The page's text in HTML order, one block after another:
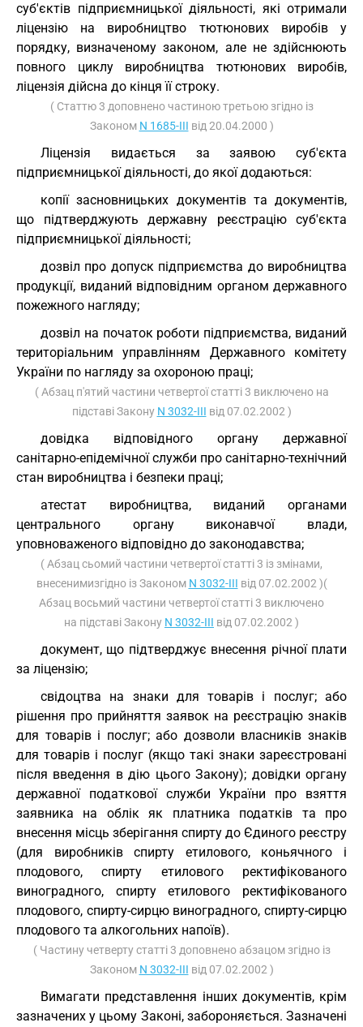
суб'єктів підприємницької діяльності, які отримали
ліцензію на виробництво тютюнових виробів у
порядку, визначеному законом, але не здійснюють
повного циклу виробництва тютюнових виробів,
ліцензія дійсна до кінця її строку.
( Статтю 3 доповнено частиною третьою згідно із
Законом N 1685-III від 20.04.2000 )
Ліцензія видається за заявою суб'єкта
підприємницької діяльності, до якої додаються:
копії засновницьких документів та документів,
що підтверджують державну реєстрацію суб'єкта
підприємницької діяльності;
дозвіл про допуск підприємства до виробництва
продукції, виданий відповідним органом державного
пожежного нагляду;
дозвіл на початок роботи підприємства, виданий
територіальним управлінням Державного комітету
України по нагляду за охороною праці;
( Абзац п'ятий частини четвертої статті 3 виключено на
підставі Закону N 3032-III від 07.02.2002 )
довідка відповідного органу державної
санітарно-епідемічної служби про санітарно-технічний
стан виробництва і безпеки праці;
атестат виробництва, виданий органами
центрального органу виконавчої влади,
уповноваженого відповідно до законодавства;
( Абзац сьомий частини четвертої статті 3 із змінами,
внесенимизгідно із Законом N 3032-III від 07.02.2002 )(
Абзац восьмий частини четвертої статті 3 виключено
на підставі Закону N 3032-III від 07.02.2002 )
документ, що підтверджує внесення річної плати
за ліцензію;
свідоцтва на знаки для товарів і послуг; або
рішення про прийняття заявок на реєстрацію знаків
для товарів і послуг; або дозволи власників знаків
для товарів і послуг (якщо такі знаки зареєстровані
після введення в дію цього Закону); довідки органу
державної податкової служби України про взяття
заявника на облік як платника податків та про
внесення місць зберігання спирту до Єдиного реєстру
(для виробників спирту етилового, коньячного і
плодового, спирту етилового ректифікованого
виноградного, спирту етилового ректифікованого
плодового, спирту-сирцю виноградного, спирту-сирцю
плодового та алкогольних напоїв).
( Частину четверту статті 3 доповнено абзацом згідно із
Законом N 3032-III від 07.02.2002 )
Вимагати представлення інших документів, крім
зазначених у цьому Законі, забороняється. Зазначені